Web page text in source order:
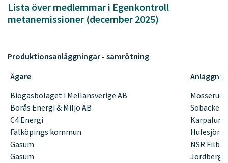
Lista över medlemmar i Egenkontroll
metanemissioner (december 2025)
Produktionsanläggningar - samrötning
Ägare
Biogasbolaget i Mellansverige AB
Borås Energi & Miljö AB
C4 Energi
Falköpings kommun
Gasum
NSR
Gasum
Jordberga